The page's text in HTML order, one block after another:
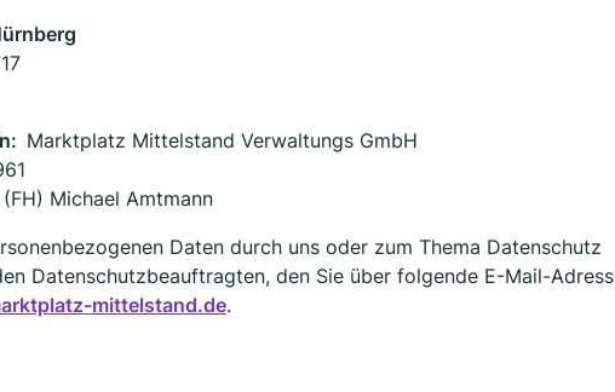
Marktplatz Mittelstand Verwaltungs GmbH
Michael Amtmann
Daten durch uns oder zum Thema Datenschutz
Datenschutzbeauftragten, den Sie über folgende E-Mail-
mittelstand.de.